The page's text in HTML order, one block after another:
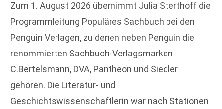
Zum 1. August 2026 übernimmt Julia Sterthoff die
Programmleitung Populäres Sachbuch bei den
Penguin Verlagen, zu denen neben Penguin die
renommierten Sachbuch-Verlagsmarken
C.Bertelsmann, DVA, Pantheon und Siedler
gehören. Die Literatur- und
Geschichtswissenschaftlerin war nach Stationen